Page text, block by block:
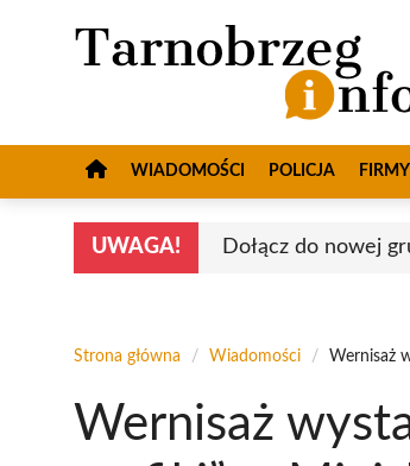
WIADOMOŚCI POLICJA FIRMY
UWAGA! Dołącz do nowej
Strona główna / Wiadomości / Wernisaż
Wernisaż